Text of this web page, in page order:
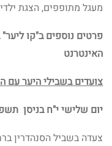
מעגל מתופפים, הצגת
פרטים נוספים
האינטרנט
צועדים בשבילי היער עם
יום שלישי י"ח בניסן תשפ"ב 19 באפריל
צעדה בשביל הסנהדרין